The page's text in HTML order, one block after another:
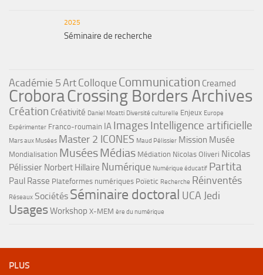
2025
Séminaire de recherche
Académie 5ArtColloqueCommunication Creamed
CroboraCrossing Borders Archives
Création Créativité Daniel Moatti Diversité culturelle Enjeux Europe
Expérimenter Franco-roumain IA Images Intelligence artificielle
Mars aux Musées Master 2 ICONES Maud Pélissier Mission Musée
Mondialisation MuséesMédias Médiation Nicolas Oliveri Nicolas
Pélissier Norbert Hillaire Numérique Numérique éducatif Partita
Paul Rasse Plateformes numériques Poïetic Recherche Réinventés
Réseaux Sociétés Séminaire doctoral UCA Jedi
UsagesWorkshop X-MEM ère du numérique
PLUS